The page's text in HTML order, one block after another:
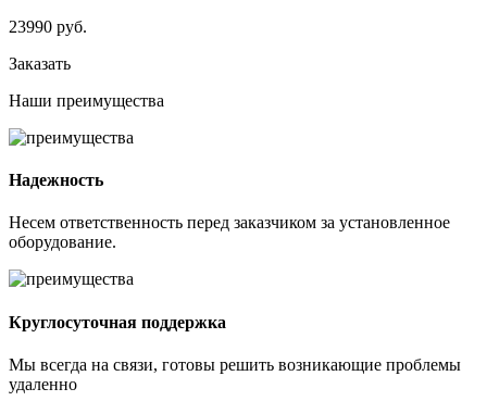
23990 руб.
Заказать
Наши преимущества
Надежность
Несем ответственность перед заказчиком за установленное
оборудование.
Круглосуточная поддержка
Мы всегда на связи, готовы решить возникающие проблемы
удаленно